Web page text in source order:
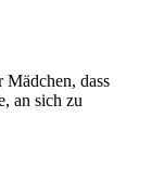
dass
an sich zu